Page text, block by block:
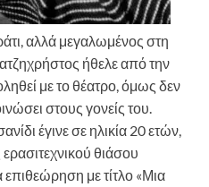
αλλά μεγαλωμένος στη
ήθελε από την
με το θέατρο, όμως δεν
στους γονείς του.
έγινε σε ηλικία 20 ετών,
θιάσου
με τίτλο «Μια